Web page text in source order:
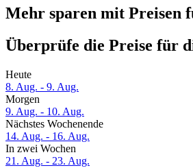
Mehr sparen mit Preisen
Überprüfe die Preise für
Heute
8. Aug. - 9. Aug.
Morgen
9. Aug. - 10. Aug.
Nächstes Wochenende
14. Aug. - 16. Aug.
In zwei Wochen
21. Aug. - 23. Aug.